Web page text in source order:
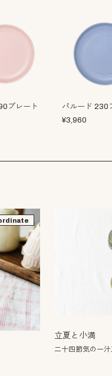
プレート
パルード 230
¥3,960
立夏と小満
二十四節気の一